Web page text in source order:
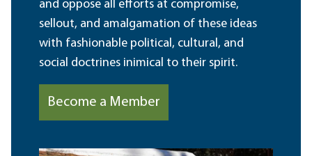
and oppose all efforts at compromise,
sellout, and amalgamation of these ideas
with fashionable political, cultural, and
social doctrines inimical to their spirit.
Become a Member